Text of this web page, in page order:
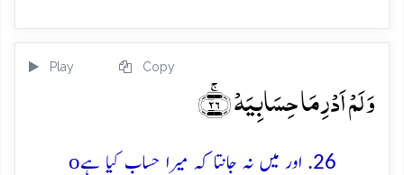
Play Copy
وَ لَمۡ اَدۡرِ مَا حِسَابِیَہۡ ﴿ۚ۲۶﴾
26. اور میں نہ جانتا کہ میرا حساب کیا ہے o